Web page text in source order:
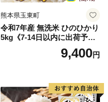
熊本県玉東町
令和7年産 無洗米 ひのひかり
5kg《7-14日以内に出荷予定
(土日祝除く)》コメ 米 無洗米
高レビュー｜人気米 熊本県
9,400円